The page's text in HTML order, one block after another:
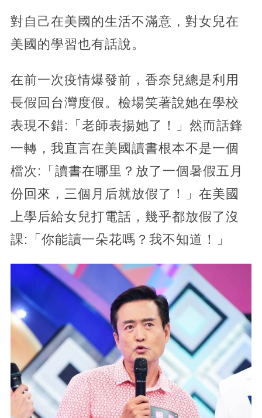
對自己在美國的生活不滿意，對女兒在
美國的學習也有話說。
在前一次疫情爆發前，香奈兒總是利用
長假回台灣度假。檢場笑著說她在學校
表現不錯:「老師表揚她了！」然而話鋒
一轉，我直言在美國讀書根本不是一個
檔次:「讀書在哪里？放了一個暑假五月
份回來，三個月后就放假了！」在美國
上學后給女兒打電話，幾乎都放假了沒
課:「你能讀一朵花嗎？我不知道！」